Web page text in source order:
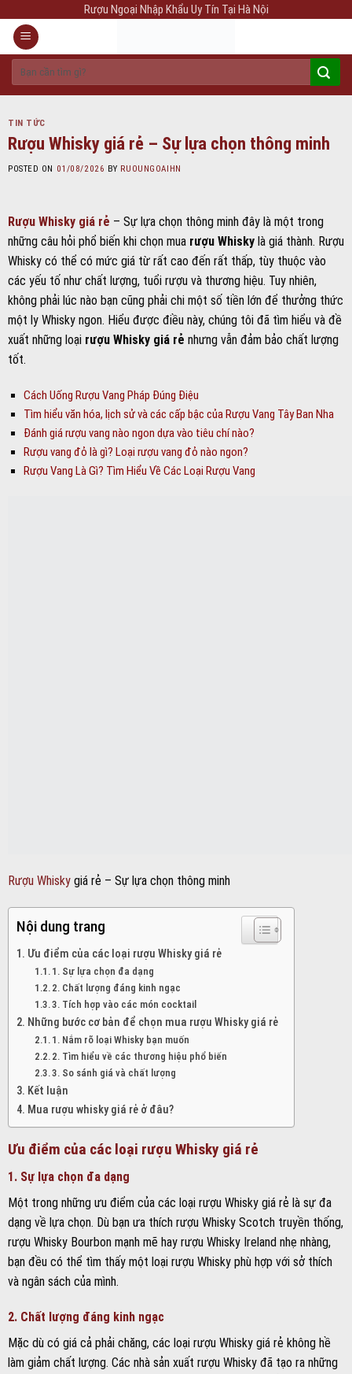
content
Rượu Ngoại Nhập Khẩu Uy Tín Tại Hà Nội
kiếm:
TIN TỨC
Rượu Whisky giá rẻ – Sự lựa chọn thông minh
POSTED ON 01/08/2026 BY RUOUNGOAIHN
Rượu Whisky giá rẻ – Sự lựa chọn thông minh đây là một trong
những câu hỏi phổ biến khi chọn mua rượu Whisky là giá thành. Rượu
Whisky có thể có mức giá từ rất cao đến rất thấp, tùy thuộc vào
các yếu tố như chất lượng, tuổi rượu và thương hiệu. Tuy nhiên,
không phải lúc nào bạn cũng phải chi một số tiền lớn để thưởng thức
một ly Whisky ngon. Hiểu được điều này, chúng tôi đã tìm hiểu và đề
xuất những loại rượu Whisky giá rẻ nhưng vẫn đảm bảo chất lượng
tốt.
Cách Uống Rượu Vang Pháp Đúng Điệu
Tìm hiểu văn hóa, lịch sử và các cấp bậc của Rượu Vang Tây Ban Nha
Đánh giá rượu vang nào ngon dựa vào tiêu chí nào?
Rượu vang đỏ là gì? Loại rượu vang đỏ nào ngon?
Rượu Vang Là Gì? Tìm Hiểu Về Các Loại Rượu Vang
Rượu Whisky giá rẻ – Sự lựa chọn thông minh
Nội dung trang
Ưu điểm của các loại rượu Whisky giá rẻ
1. Sự lựa chọn đa dạng
2. Chất lượng đáng kinh ngạc
3. Tích hợp vào các món cocktail
Những bước cơ bản để chọn mua rượu Whisky giá rẻ
1. Nắm rõ loại Whisky bạn muốn
2. Tìm hiểu về các thương hiệu phổ biến
3. So sánh giá và chất lượng
Kết luận
Mua rượu whisky giá rẻ ở đâu?
Ưu điểm của các loại rượu Whisky giá rẻ
1. Sự lựa chọn đa dạng
Một trong những ưu điểm của các loại rượu Whisky giá rẻ là sự đa
dạng về lựa chọn. Dù bạn ưa thích rượu Whisky Scotch truyền thống,
rượu Whisky Bourbon mạnh mẽ hay rượu Whisky Ireland nhẹ nhàng,
bạn đều có thể tìm thấy một loại rượu Whisky phù hợp với sở thích
và ngân sách của mình.
2. Chất lượng đáng kinh ngạc
Mặc dù có giá cả phải chăng, các loại rượu Whisky giá rẻ không hề
làm giảm chất lượng. Các nhà sản xuất rượu Whisky đã tạo ra những